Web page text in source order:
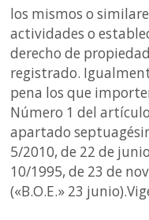
los mismos o
actividades o
derecho de
registrado.
pena los que
Número 1 del
apartado
5/2010, de 22 de
10/1995, de 23 de
(«B.O.E.» 23